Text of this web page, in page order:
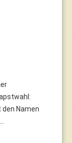
den Namen